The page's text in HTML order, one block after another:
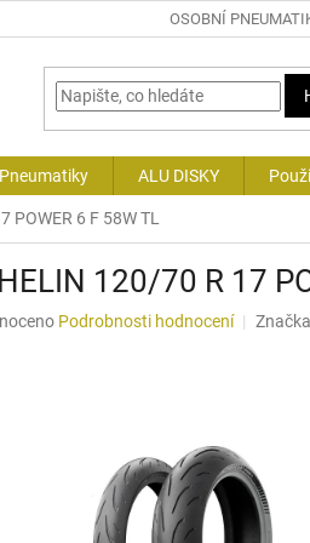
OSOBNÍ
ALU DISKY
POWER 6 F 58W TL
120/70 R 17
Podrobnosti hodnocení